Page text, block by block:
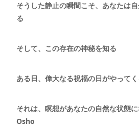
そうした静止の瞬間こそ、あなたは
る
そして、この存在の神秘を知る
ある日、偉大なる祝福の日がやって
それは、瞑想があなたの自然な
Osho